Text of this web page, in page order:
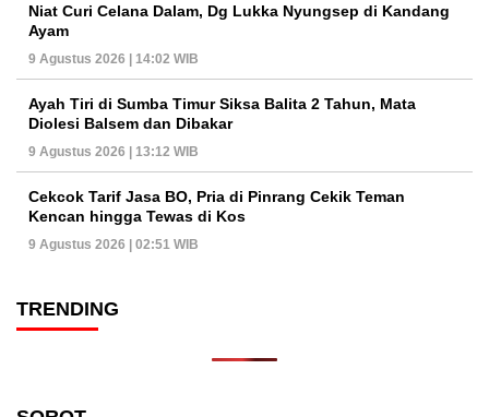
Niat Curi Celana Dalam, Dg Lukka Nyungsep di Kandang
Ayam
9 Agustus 2026 | 14:02 WIB
Ayah Tiri di Sumba Timur Siksa Balita 2 Tahun, Mata
Diolesi Balsem dan Dibakar
9 Agustus 2026 | 13:12 WIB
Cekcok Tarif Jasa BO, Pria di Pinrang Cekik Teman
Kencan hingga Tewas di Kos
9 Agustus 2026 | 02:51 WIB
TRENDING